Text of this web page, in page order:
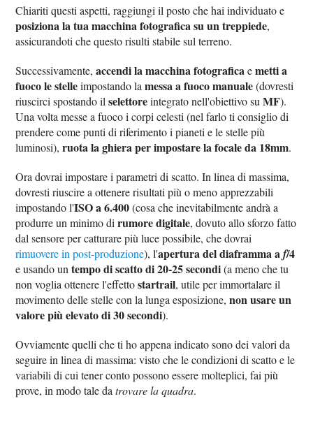
Chiariti questi aspetti, raggiungi il posto che hai individuato e
posiziona la tua macchina fotografica su un treppiede,
assicurandoti che questo risulti stabile sul terreno.
Successivamente,accendi la macchina fotograficaemetti a
fuoco le stelleimpostando lamessa a fuoco manuale(dovresti
riuscirci spostando ilselettoreintegrato nell'obiettivo suMF).
Una volta messe a fuoco i corpi celesti (nel farlo ti consiglio di
prendere come punti di riferimento i pianeti e le stelle più
luminosi),ruota la ghiera per impostare la focale da 18mm.
Ora dovrai impostare i parametri di scatto. In linea di massima,
dovresti riuscire a ottenere risultati più o meno apprezzabili
impostando l'ISO a 6.400(cosa che inevitabilmente andrà a
produrre un minimo dirumore digitale, dovuto allo sforzo fatto
dal sensore per catturare più luce possibile, che dovrai
rimuovere in post-produzione), l'apertura del diaframma af/4
e usando untempo di scatto di 20-25 secondi(a meno che tu
non voglia ottenere l'effettostartrail, utile per immortalare il
movimento delle stelle con la lunga esposizione,non usare un
valore più elevato di 30 secondi).
Ovviamente quelli che ti ho appena indicato sono dei valori da
seguire in linea di massima: visto che le condizioni di scatto e le
variabili di cui tener conto possono essere molteplici, fai più
prove, in modo tale datrovare la quadra.